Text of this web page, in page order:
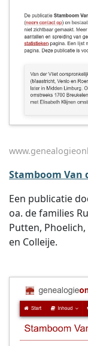
Stamboom Van
Een publicatie
oa. de families
Putten, Phoelich,
en Colleije.